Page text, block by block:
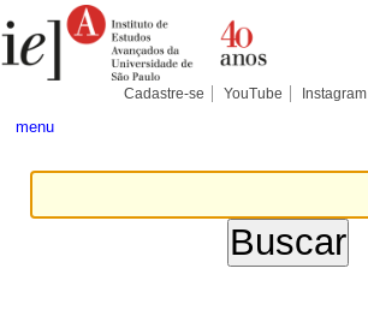
para
conteúdo.
Pessoais
Cadastre-se YouTube Instagram
menu